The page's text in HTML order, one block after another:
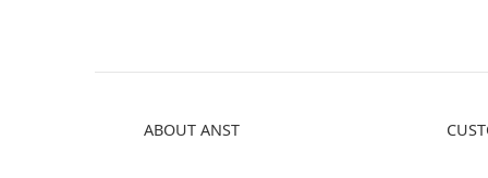
ABOUT ANST